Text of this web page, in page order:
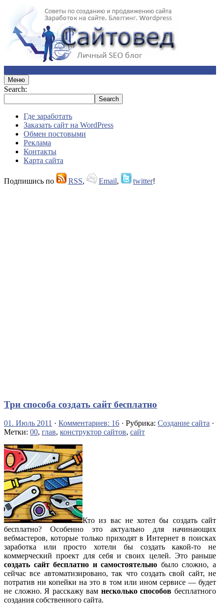
Меню
Search:
Где заработать
Заказать сайт на WordPress
Обмен постовыми
Реклама
Контакты
Карта сайта
Подпишись по RSS, Email, twitter!
Три способа создать сайт бесплатно
01. Июль 2011 · Комментариев: 16 · Рубрика: Создание сайта ·
Метки: 00, глав, конструктор сайтов, сайт
Кто из вас не хотел бы создать сайт
бесплатно? Особенно это актуально для начинающих
вебмастеров, которые только приходят в Интернет в поисках
заработка или просто хотели бы создать какой-то не
коммерческий проект для себя и своих целей. Это раньше
создать сайт бесплатно и самостоятельно было сложно, а
сейчас все автоматизировано, так что создать свой сайт, не
потратив ни копейки на это в том или ином сервисе — будет
не сложно. Я расскажу вам несколько способов бесплатного
создания собственного сайта.